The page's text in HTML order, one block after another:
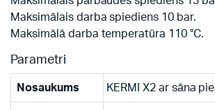
Maksimālais darba spiediens 10 bar.
Maksimālā darba temperatūra 110 °C.
Parametri
Nosaukums KERMI X2 ar sāna